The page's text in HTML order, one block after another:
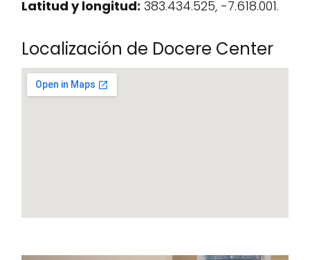
Latitud y longitud: 383.434.525, -7.618.001.
Localización de Docere Center